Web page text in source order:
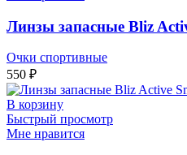
Линзы запасные Bliz
Очки спортивные
550 ₽
В корзину
Быстрый просмотр
Мне нравится